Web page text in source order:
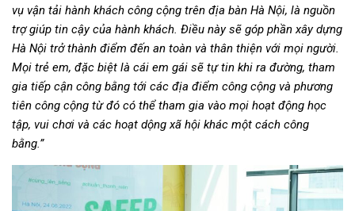
vụ vận tải hành khách công cộng trên địa bàn Hà Nội, là nguồn
trợ giúp tin cậy của hành khách. Điều này sẽ góp phần xây dựng
Hà Nội trở thành điểm đến an toàn và thân thiện với mọi người.
Mọi trẻ em, đặc biệt là cái em gái sẽ tự tin khi ra đường, tham
gia tiếp cận công bằng tới các địa điểm công cộng và phương
tiên công cộng từ đó có thể tham gia vào mọi hoạt động học
tập, vui chơi và các hoạt dộng xã hội khác một cách công
bằng.”